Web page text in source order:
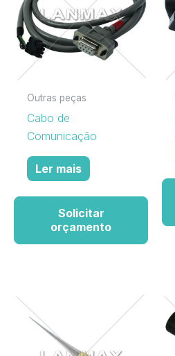
Outras peças
Cabo de
Comunicação
Ler mais
Solicitar
orçamento